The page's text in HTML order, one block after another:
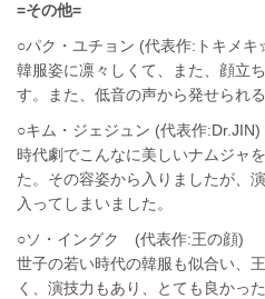
=その他=
○パク・ユチョン (代表作:トキメ
韓服姿に凛々しくて、また、顔立
す。また、低音の声から発せられ
○キム・ジェジュン (代表作:Dr.JIN)
時代劇でこんなに美しいナムジャ
た。その容姿から入りましたが、
入ってしまいました。
○ソ・イングク (代表作:王の顔)
世子の若い時代の韓服も似合い、
く、演技力もあり、とても良かっ